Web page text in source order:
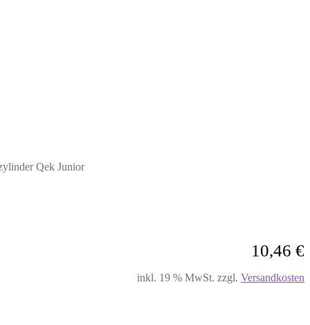
Qek Junior
10,46 €
inkl. 19 % MwSt. zzgl. Versandkosten